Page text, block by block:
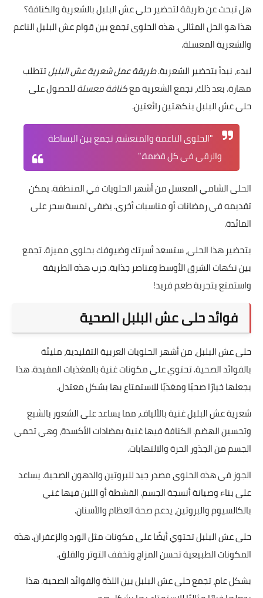
هل تبحث عن طريقة لتحضير حلى عش البلبل بالشعرية والكنافة؟
هذا هو الحل المثالي. هذه الحلوى تجمع بين قوام عش البلبل الناعم
والشعرية المعسلة.
لبدء، نبدأ بتحضير الشعرية.طريقة عمل شعرية عش البلبلتتطلب
مهارة. بعد ذلك، نجمع الشعرية معكنافة معسلةللحصول على
حلى عش البلبل بنكهتين رائعتين.
"الحلوى الناعمة والمنعشة، تجمع بين البساطة
والرقي في كل قضمة."
الحلى الشامي المعسل من أشهر الحلويات في المنطقة. يمكن
تقديمه في رمضانات أو مناسبات أخرى. يضفي لمسة سحر على
المائدة.
بتحضير هذا الحلى، ستسعد أسرتك وضيوفك بحلوى مميزة. تجمع
بين نكهات الشرق الأوسط وعناصر جذابة. جرب هذه الطريقة
واستمتع بتجربة طعم فريد!
فوائد حلى عش البلبل الصحية
حلى عش البلبل، من أشهر الحلويات العربية التقليدية، مليئة
بالفوائد الصحية. تحتوي على مكونات غنية بالمغذيات المفيدة. هذا
يجعلها خيارًا صحيًا ومغذيًا للاستمتاع بها بشكل معتدل.
شعرية عش البلبل غنية بالألياف، مما يساعد على الشعور بالشبع
وتحسين الهضم. الكنافة فيها غنية بمضادات الأكسدة، وهي تحمي
الجسم من الجذور الحرة والالتهابات.
الجوز في هذه الحلوى مصدر جيد للبروتين والدهون الصحية. يساعد
على بناء وصيانة أنسجة الجسم. القشطة أو اللبن فيها غني
بالكالسيوم والبروتين، يدعم صحة العظام والأسنان.
حلى عش البلبل تحتوي أيضًا على مكونات مثل الورد والزعفران. هذه
المكونات الطبيعية تحسن المزاج وتخفف التوتر والقلق.
بشكل عام، تجمع حلى عش البلبل بين اللذة والفوائد الصحية. هذا